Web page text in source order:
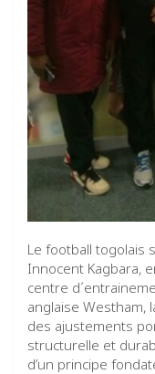
Le football togolais
Innocent Kagbara,
centre
anglaise
des ajustements
structurelle et
d’un principe